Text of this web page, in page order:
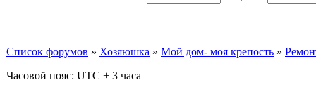
Список форумов » Хозяюшка » Мой дом- моя крепость »
Часовой пояс: UTC + 3 часа